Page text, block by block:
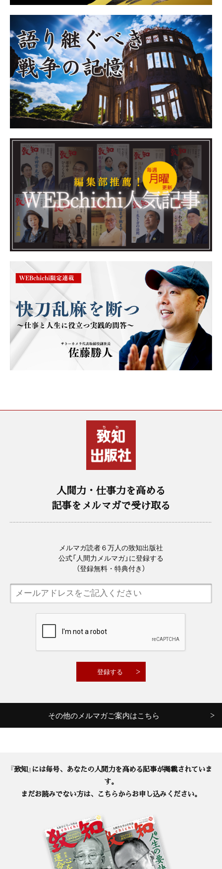
人間力・仕事力を高める
記事をメルマガで受け取る
メルマガ読者６万人の致知出版社
公式「人間力メルマガ」に登録する
（登録無料・特典付き）
その他のメルマガご案内はこちら
『致知』には毎号、あなたの人間力を高める記事が掲載されていま
す。
まだお読みでない方は、こちらからお申し込みください。